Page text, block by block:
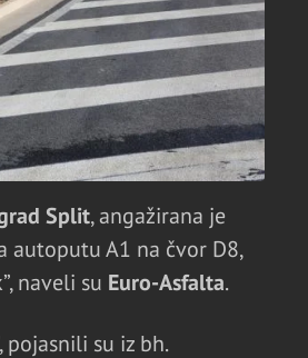
Split, angažirana je
autoputu A1 na čvor D8,
naveli su Euro-Asfalta.
su iz bh.